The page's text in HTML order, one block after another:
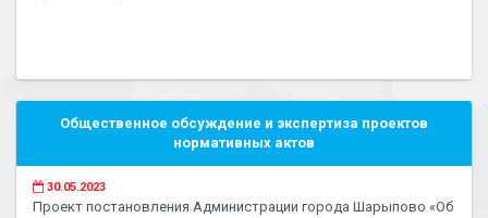
Общественное обсуждение и экспертиза проектов
нормативных актов
30.05.2023
Проект постановления Администрации города Шарыпово «Об